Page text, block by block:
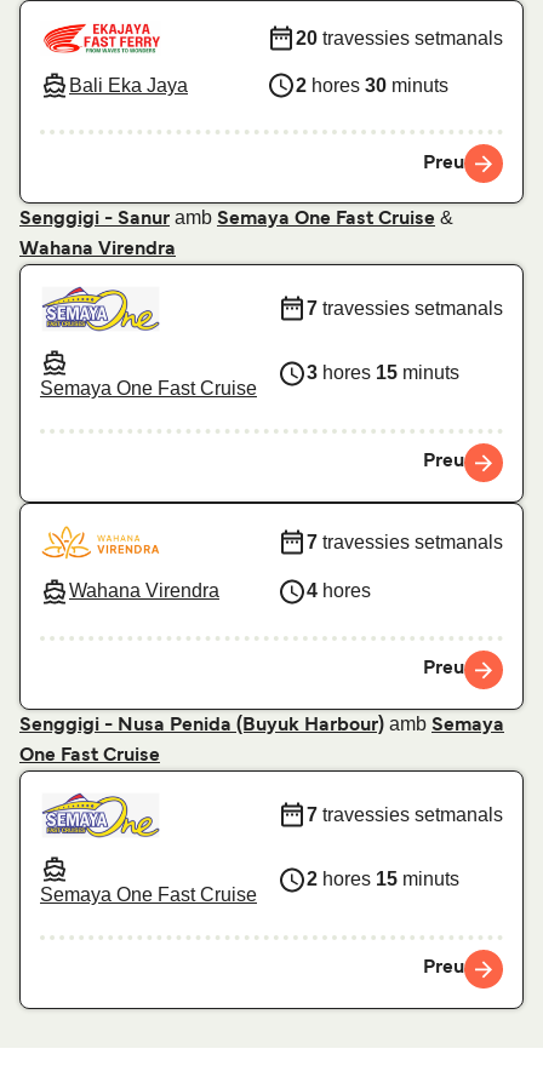
Bali Eka Jaya
20 travessies setmanals
2 hores 30 minuts
Preu
Senggigi - Sanur amb Semaya One Fast Cruise &
Wahana Virendra
Semaya One Fast Cruise
7 travessies setmanals
3 hores 15 minuts
Preu
Wahana Virendra
7 travessies setmanals
4 hores
Preu
Senggigi - Nusa Penida (Buyuk Harbour) amb Semaya
One Fast Cruise
Semaya One Fast Cruise
7 travessies setmanals
2 hores 15 minuts
Preu